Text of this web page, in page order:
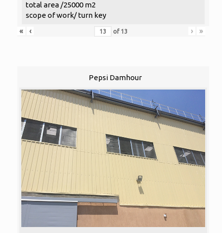
total area /25000 m2
scope of work/ turn key
«
‹ of 13 › »
Pepsi Damhour